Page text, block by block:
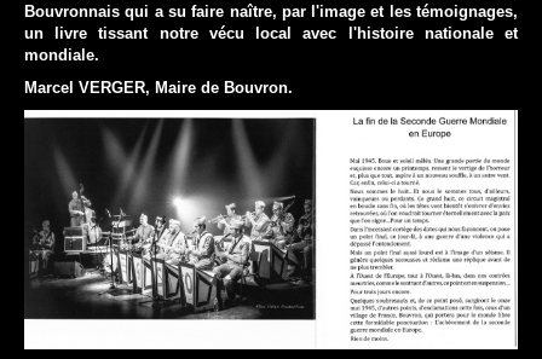
Bouvronnais qui a su faire naître, par l'image et les témoignages,
un livre tissant notre vécu local avec l'histoire nationale et
mondiale.
Marcel VERGER, Maire de Bouvron.